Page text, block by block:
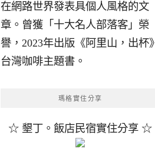
在網路世界發表具個人風格的文
章。曾獲「十大名人部落客」榮
譽，2023年出版《阿里山，出杯》
台灣咖啡主題書。
瑪格實住分享
☆ 墾丁。飯店民宿實住分享 ☆